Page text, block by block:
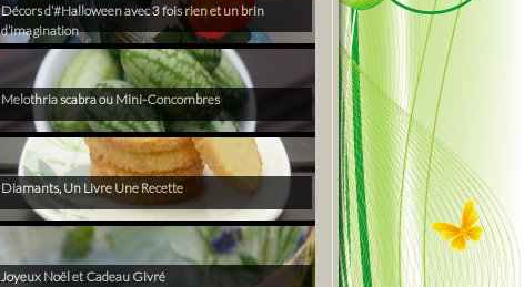
Décors d’#Halloween avec 3 fois rien et un brin
d’imagination
Melothria scabra ou Mini-Concombres
Diamants, Un Livre Une Recette
Joyeux Noël et Cadeau Givré